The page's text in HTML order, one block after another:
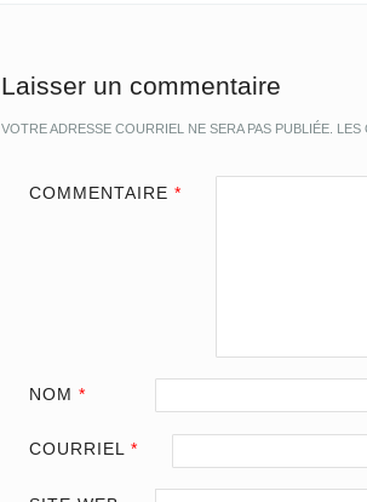
Laisser un commentaire
VOTRE ADRESSE COURRIEL NE SERA PAS PUBLIÉE. LES
COMMENTAIRE *
NOM *
COURRIEL *